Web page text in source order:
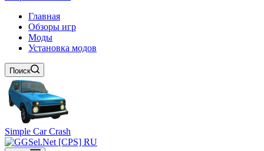
Главная
Обзоры игр
Моды
Установка модов
Поиск
Simple Car Crash